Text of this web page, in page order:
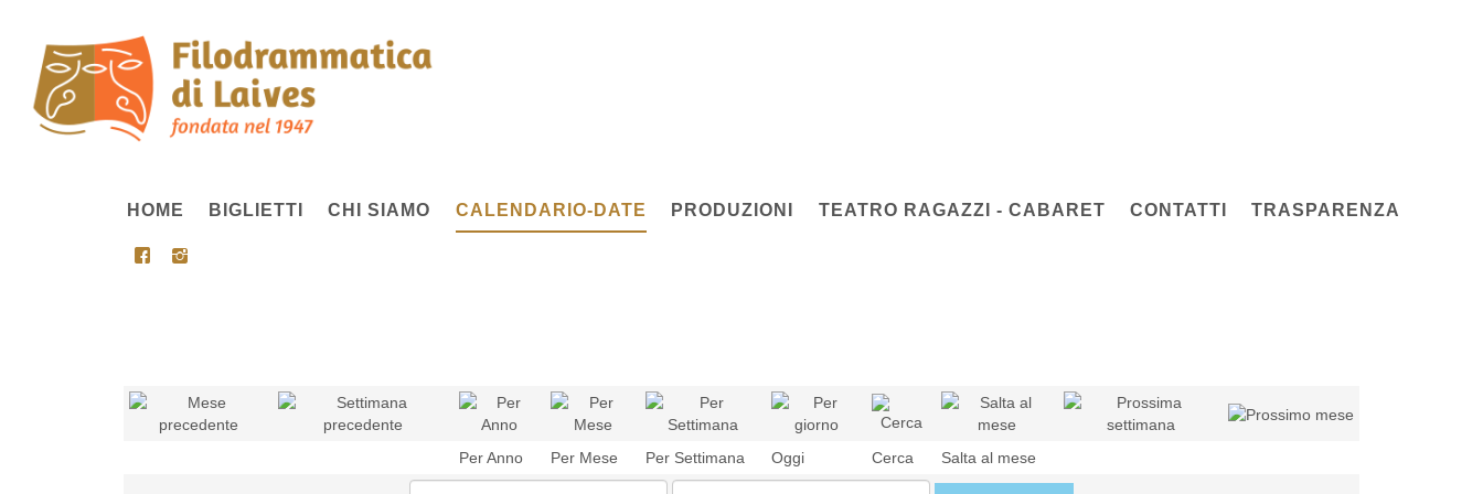
HOME BIGLIETTI CHI SIAMO CALENDARIO-DATE PRODUZIONI TEATRO RAGAZZI - CABARET CONTATTI TRASPARENZA
Per Anno Per Mese Per Settimana Oggi Cerca Salta al mese